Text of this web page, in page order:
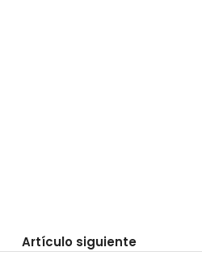
Artículo siguiente